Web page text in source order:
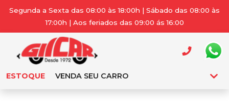
Segunda a Sexta das 08:00 às 18:00h | Sábado das 08:00 às
17:00h | Aos feriados das 09:00 ás 16:00
ESTOQUE VENDA SEU CARRO